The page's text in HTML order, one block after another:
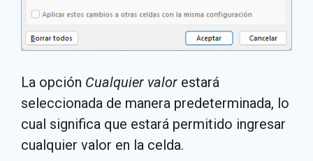
La opción Cualquier valor estará
seleccionada de manera predeterminada, lo
cual significa que estará permitido ingresar
cualquier valor en la celda.